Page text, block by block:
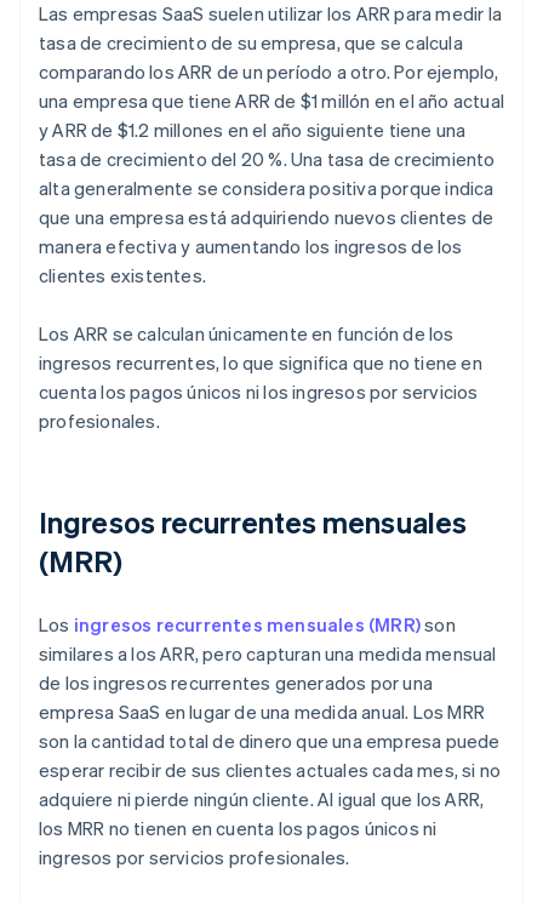
Las empresas SaaS suelen utilizar los ARR para medir la
tasa de crecimiento de su empresa, que se calcula
comparando los ARR de un período a otro. Por ejemplo,
una empresa que tiene ARR de $1 millón en el año actual
y ARR de $1.2 millones en el año siguiente tiene una
tasa de crecimiento del 20 %. Una tasa de crecimiento
alta generalmente se considera positiva porque indica
que una empresa está adquiriendo nuevos clientes de
manera efectiva y aumentando los ingresos de los
clientes existentes.
Los ARR se calculan únicamente en función de los
ingresos recurrentes, lo que significa que no tiene en
cuenta los pagos únicos ni los ingresos por servicios
profesionales.
Ingresos recurrentes mensuales
(MRR)
Los ingresos recurrentes mensuales (MRR)son
similares a los ARR, pero capturan una medida mensual
de los ingresos recurrentes generados por una
empresa SaaS en lugar de una medida anual. Los MRR
son la cantidad total de dinero que una empresa puede
esperar recibir de sus clientes actuales cada mes, si no
adquiere ni pierde ningún cliente. Al igual que los ARR,
los MRR no tienen en cuenta los pagos únicos ni
ingresos por servicios profesionales.